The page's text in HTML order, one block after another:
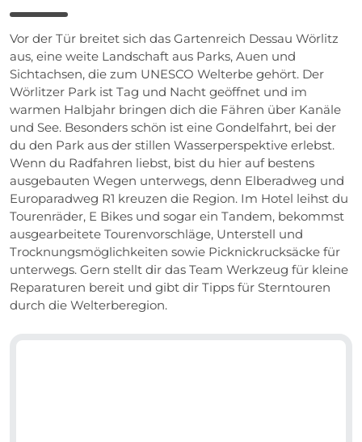
Vor der Tür breitet sich das Gartenreich Dessau Wörlitz
aus, eine weite Landschaft aus Parks, Auen und
Sichtachsen, die zum UNESCO Welterbe gehört. Der
Wörlitzer Park ist Tag und Nacht geöffnet und im
warmen Halbjahr bringen dich die Fähren über Kanäle
und See. Besonders schön ist eine Gondelfahrt, bei der
du den Park aus der stillen Wasserperspektive erlebst.
Wenn du Radfahren liebst, bist du hier auf bestens
ausgebauten Wegen unterwegs, denn Elberadweg und
Europaradweg R1 kreuzen die Region. Im Hotel leihst du
Tourenräder, E Bikes und sogar ein Tandem, bekommst
ausgearbeitete Tourenvorschläge, Unterstell und
Trocknungsmöglichkeiten sowie Picknickrucksäcke für
unterwegs. Gern stellt dir das Team Werkzeug für kleine
Reparaturen bereit und gibt dir Tipps für Sterntouren
durch die Welterberegion.